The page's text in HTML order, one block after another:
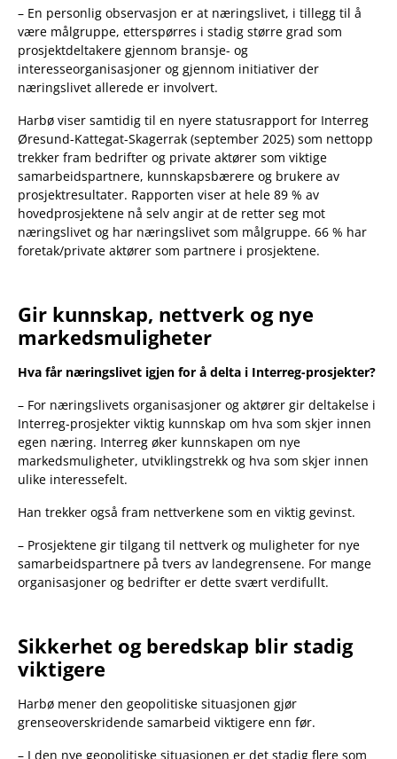
– En personlig observasjon er at næringslivet, i tillegg til å
være målgruppe, etterspørres i stadig større grad som
prosjektdeltakere gjennom bransje- og
interesseorganisasjoner og gjennom initiativer der
næringslivet allerede er involvert.
Harbø viser samtidig til en nyere statusrapport for Interreg
Øresund-Kattegat-Skagerrak (september 2025) som nettopp
trekker fram bedrifter og private aktører som viktige
samarbeidspartnere, kunnskapsbærere og brukere av
prosjektresultater. Rapporten viser at hele 89 % av
hovedprosjektene nå selv angir at de retter seg mot
næringslivet og har næringslivet som målgruppe. 66 % har
foretak/private aktører som partnere i prosjektene.
Gir kunnskap, nettverk og nye
markedsmuligheter
Hva får næringslivet igjen for å delta i Interreg-prosjekter?
– For næringslivets organisasjoner og aktører gir deltakelse i
Interreg-prosjekter viktig kunnskap om hva som skjer innen
egen næring. Interreg øker kunnskapen om nye
markedsmuligheter, utviklingstrekk og hva som skjer innen
ulike interessefelt.
Han trekker også fram nettverkene som en viktig gevinst.
– Prosjektene gir tilgang til nettverk og muligheter for nye
samarbeidspartnere på tvers av landegrensene. For mange
organisasjoner og bedrifter er dette svært verdifullt.
Sikkerhet og beredskap blir stadig
viktigere
Harbø mener den geopolitiske situasjonen gjør
grenseoverskridende samarbeid viktigere enn før.
– I den nye geopolitiske situasjonen er det stadig flere som